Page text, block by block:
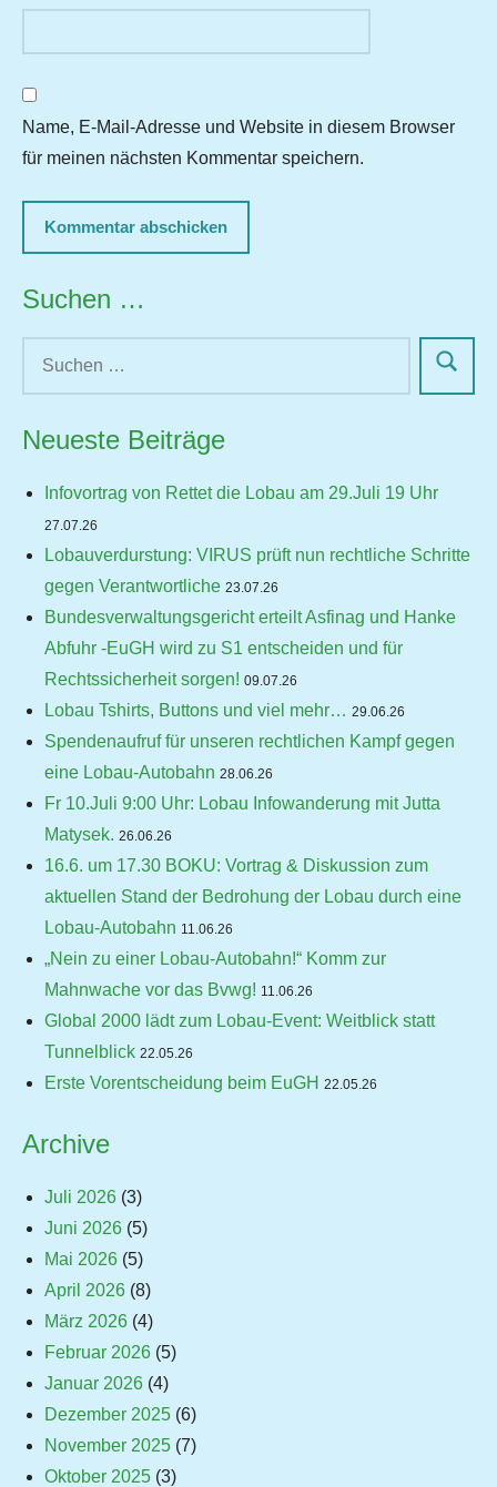
Name, E-Mail-Adresse und Website in diesem Browser
für meinen nächsten Kommentar speichern.
Suchen …
Neueste Beiträge
Infovortrag von Rettet die Lobau am 29.Juli 19 Uhr
27.07.26
Lobauverdurstung: VIRUS prüft nun rechtliche Schritte
gegen Verantwortliche 23.07.26
Bundesverwaltungsgericht erteilt Asfinag und Hanke
Abfuhr -EuGH wird zu S1 entscheiden und für
Rechtssicherheit sorgen! 09.07.26
Lobau Tshirts, Buttons und viel mehr… 29.06.26
Spendenaufruf für unseren rechtlichen Kampf gegen
eine Lobau-Autobahn 28.06.26
Fr 10.Juli 9:00 Uhr: Lobau Infowanderung mit Jutta
Matysek. 26.06.26
16.6. um 17.30 BOKU: Vortrag & Diskussion zum
aktuellen Stand der Bedrohung der Lobau durch eine
Lobau-Autobahn 11.06.26
„Nein zu einer Lobau-Autobahn!“ Komm zur
Mahnwache vor das Bvwg! 11.06.26
Global 2000 lädt zum Lobau-Event: Weitblick statt
Tunnelblick 22.05.26
Erste Vorentscheidung beim EuGH 22.05.26
Archive
Juli 2026 (3)
Juni 2026 (5)
Mai 2026 (5)
April 2026 (8)
März 2026 (4)
Februar 2026 (5)
Januar 2026 (4)
Dezember 2025 (6)
November 2025 (7)
Oktober 2025 (3)